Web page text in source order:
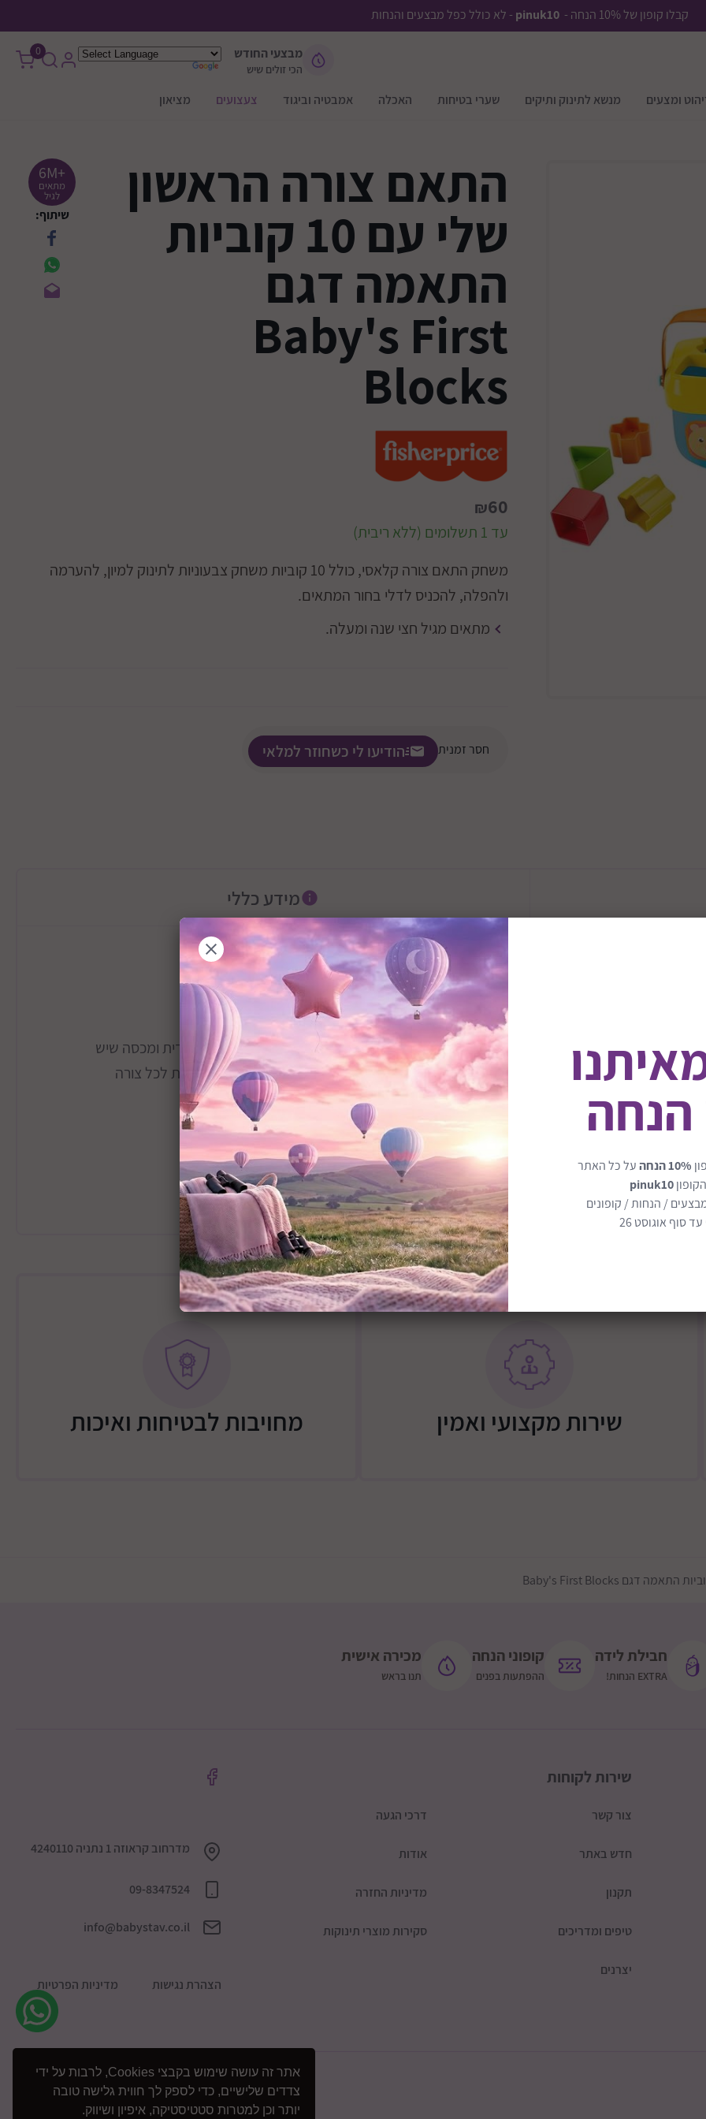
אתר זה עושה שימוש בקבצי Cookies, לרבות על ידי
צדדים שלישיים, כדי לספק לך חווית גלישה טובה
יותר וכן למטרות סטטיסטיקה, איפיון ושיווק.
קבלו קופון של 10% הנחה - pinuk10 - לא כולל כפל מבצעים והנחות
ומצעים מנשא לתינוק ותיקים שערי בטיחות האכלה אמבטיה וביגוד צעצועים מציאון
מבצעי החודש
הכי זולים שיש
0
התאם צורה הראשון
שלי עם 10 קוביות
התאמה דגם
Baby's First
Blocks
₪60
עד 1 תשלומים (ללא ריבית)
+6M
מתאים
לגיל
שיתוף:
משחק התאם צורה קלאסי, כולל 10 קוביות משחק צבעוניות לתינוק למיון, להערמה
ולהפלה, להכניס לדלי בחור המתאים.
מתאים מגיל חצי שנה ומעלה.
חסר זמנית הודיעו לי כשחוזר למלאי
מידע כללי
10 קוביות משחק צבעוניות לתינוק למיון,
הדלי בקוביות, הוצאתן
הדלי מצויד בידית
משחק קלאסי בקטגורית "התאמת צורות". כולל קופסה עם ידית ומכסה שיש
בו 5 פתחים בצורות גיאומטריות שונות וכן 10 קוביות – 2 קוביות לכל צורה
גיאומטרית ולכל צורה צבע משלה.
התאמת צורות –
שירות מקצועי ואמין מחויבות לבטיחות ואיכות
חבילת לידה
EXTRA הנחות!
קופוני הנחה
ההפתעות בפנים
מכירה אישית
תנו בראש
שירות לקוחות
צור קשר דרכי הגעה
חדש באתר אודות
תקנון מדיניות החזרה
טיפים ומדריכים סקירות מוצרי תינוקות
יצרנים
מדרחוב קראוזה 1 נתניה 4240110
09-8347524
info@babystav.co.il
הצהרת נגישות מדיניות הפרטיות
הנחה
10% הנחה
על כל האתר
pinuk10
/ הנחות / קופונים
סוף אוגוסט 26